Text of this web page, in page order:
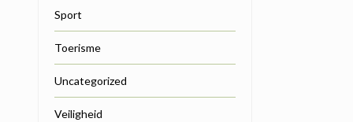
Sport
Toerisme
Uncategorized
Veiligheid